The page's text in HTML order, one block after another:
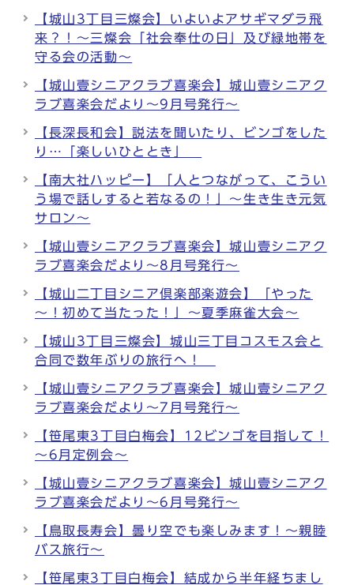
【城山3丁目三燦会】いよいよアサギマダラ飛
来？！～三燦会「社会奉仕の日」及び緑地帯を
守る会の活動～
【城山壹シニアクラブ喜楽会】城山壹シニアク
ラブ喜楽会だより～9月号発行～
【長深長和会】説法を聞いたり、ビンゴをした
り…「楽しいひととき」
【南大社ハッピー】「人とつながって、こうい
う場で話しすると若なるの！」～生き生き元気
サロン～
【城山壹シニアクラブ喜楽会】城山壹シニアク
ラブ喜楽会だより～8月号発行～
【城山二丁目シニア倶楽部楽遊会】「やった
～！初めて当たった！」～夏季麻雀大会～
【城山3丁目三燦会】城山三丁目コスモス会と
合同で数年ぶりの旅行へ！
【城山壹シニアクラブ喜楽会】城山壹シニアク
ラブ喜楽会だより～7月号発行～
【笹尾東3丁目白梅会】12ビンゴを目指して！
～6月定例会～
【城山壹シニアクラブ喜楽会】城山壹シニアク
ラブ喜楽会だより～6月号発行～
【鳥取長寿会】曇り空でも楽しみます！～親睦
バス旅行～
【笹尾東3丁目白梅会】結成から半年経ちまし